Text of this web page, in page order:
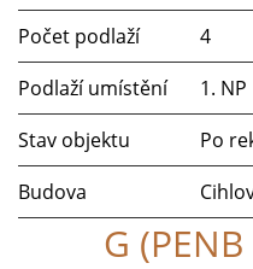
Počet podlaží
4
Podlaží umístění
1. NP
Stav objektu
Po
Budova
G